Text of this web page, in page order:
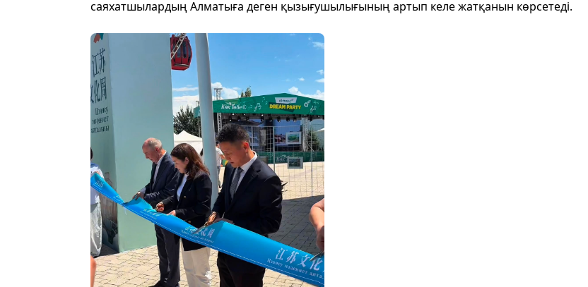
саяхатшылардың Алматыға деген қызығушылығының артып келе жатқанын көрсетеді.